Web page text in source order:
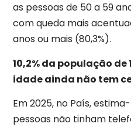
as pessoas de 50 a 59
com queda mais
anos ou mais (80,3%).
10,2% da população de
idade ainda não tem
Em 2025, no País,
pessoas não tinham